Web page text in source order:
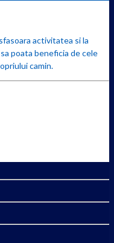
activitatea si la
poata beneficia de cele
camin.